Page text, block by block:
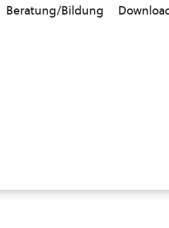
Beratung/Bildung